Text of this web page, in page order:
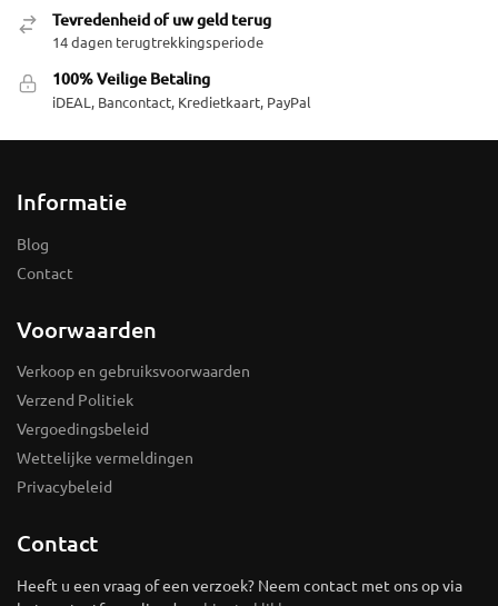
Tevredenheid of uw geld terug
14 dagen terugtrekkingsperiode
100% Veilige Betaling
iDEAL, Bancontact, Kredietkaart, PayPal
Informatie
Blog
Contact
Voorwaarden
Verkoop en gebruiksvoorwaarden
Verzend Politiek
Vergoedingsbeleid
Wettelijke vermeldingen
Privacybeleid
Contact
Heeft u een vraag of een verzoek? Neem contact met ons op via